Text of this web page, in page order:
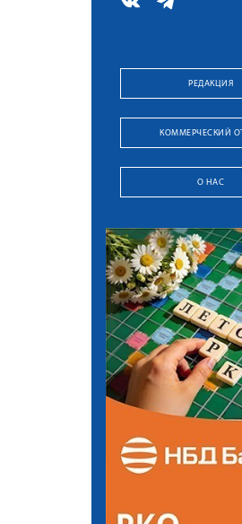
РЕДАКЦИЯ
КОММЕРЧЕСКИЙ
О НАС